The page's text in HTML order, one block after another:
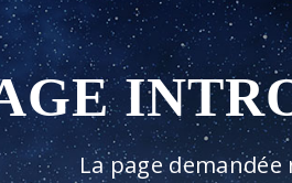
La page demandée